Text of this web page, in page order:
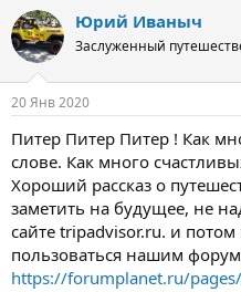
Юрий Иваныч
Заслуженный
20 Янв 2020
Питер Питер Питер ! Как
слове. Как много
Хороший рассказ о
заметить на будущее, не
сайте tripadvisor.ru. и
пользоваться нашим
https://forumplanet.ru/